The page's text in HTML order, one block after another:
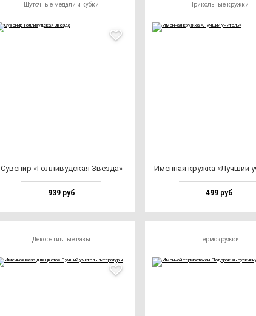
Шуточные медали и кубки
Суве­нир «Гол­ли­вуд­ская Звез­да»
939 руб
Прикольные кружки
Имен­ная круж­ка «Луч­ший
499 руб
Декоративные вазы Термокружки